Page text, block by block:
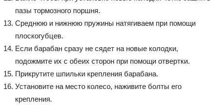
пазы тормозного поршня.
Среднюю и нижнюю пружины натягиваем при помощи
плоскогубцев.
Если барабан сразу не сядет на новые колодки,
подожмите их с обеих сторон при помощи отвертки.
Прикрутите шпильки крепления барабана.
Установите на место колесо, наживите болты его
крепления.